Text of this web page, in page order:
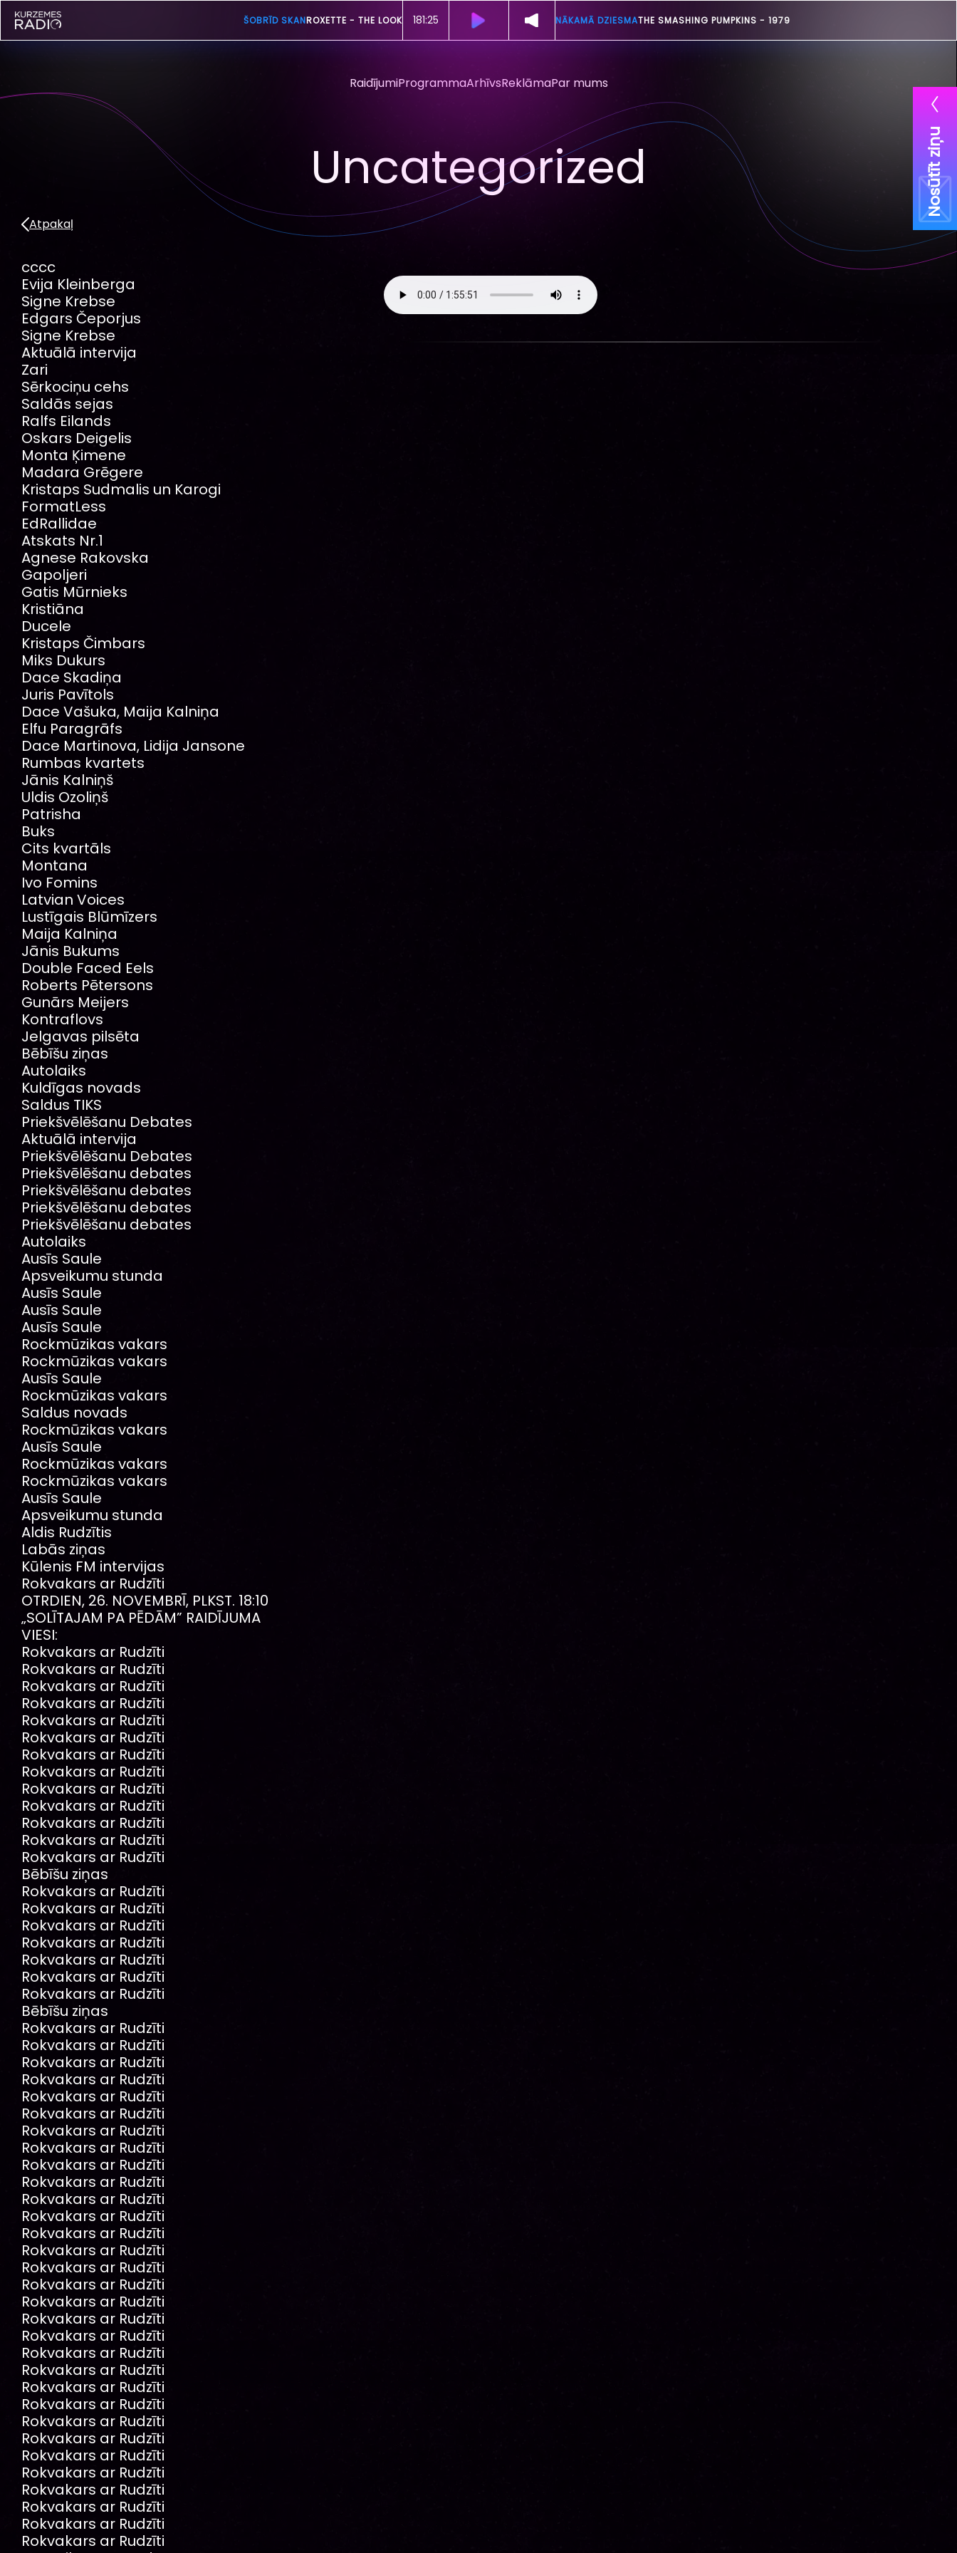
ŠOBRĪD SKANROXETTE - THE LOOK 181:19 NĀKAMĀ DZIESMATHE SMASHING PUMPKINS - 1979
RaidījumiProgrammaArhīvsReklāmaPar mums
Nosūtīt ziņu
Uncategorized
Atpakaļ
cccc
Evija Kleinberga
Signe Krebse
Edgars Čeporjus
Signe Krebse
Aktuālā intervija
Zari
Sērkociņu cehs
Saldās sejas
Ralfs Eilands
Oskars Deigelis
Monta Ķimene
Madara Grēgere
Kristaps Sudmalis un Karogi
FormatLess
EdRallidae
Atskats Nr.1
Agnese Rakovska
Gapoljeri
Gatis Mūrnieks
Kristiāna
Ducele
Kristaps Čimbars
Miks Dukurs
Dace Skadiņa
Juris Pavītols
Dace Vašuka, Maija Kalniņa
Elfu Paragrāfs
Dace Martinova, Lidija Jansone
Rumbas kvartets
Jānis Kalniņš
Uldis Ozoliņš
Patrisha
Buks
Cits kvartāls
Montana
Ivo Fomins
Latvian Voices
Lustīgais Blūmīzers
Maija Kalniņa
Jānis Bukums
Double Faced Eels
Roberts Pētersons
Gunārs Meijers
Kontraflovs
Jelgavas pilsēta
Bēbīšu ziņas
Autolaiks
Kuldīgas novads
Saldus TIKS
Priekšvēlēšanu Debates
Aktuālā intervija
Priekšvēlēšanu Debates
Priekšvēlēšanu debates
Priekšvēlēšanu debates
Priekšvēlēšanu debates
Priekšvēlēšanu debates
Autolaiks
Ausīs Saule
Apsveikumu stunda
Ausīs Saule
Ausīs Saule
Ausīs Saule
Rockmūzikas vakars
Rockmūzikas vakars
Ausīs Saule
Rockmūzikas vakars
Saldus novads
Rockmūzikas vakars
Ausīs Saule
Rockmūzikas vakars
Rockmūzikas vakars
Ausīs Saule
Apsveikumu stunda
Aldis Rudzītis
Labās ziņas
Kūlenis FM intervijas
Rokvakars ar Rudzīti
OTRDIEN, 26. NOVEMBRĪ, PLKST. 18:10
„SOLĪTAJAM PA PĒDĀM” RAIDĪJUMA
VIESI:
Rokvakars ar Rudzīti
Rokvakars ar Rudzīti
Rokvakars ar Rudzīti
Rokvakars ar Rudzīti
Rokvakars ar Rudzīti
Rokvakars ar Rudzīti
Rokvakars ar Rudzīti
Rokvakars ar Rudzīti
Rokvakars ar Rudzīti
Rokvakars ar Rudzīti
Rokvakars ar Rudzīti
Rokvakars ar Rudzīti
Rokvakars ar Rudzīti
Bēbīšu ziņas
Rokvakars ar Rudzīti
Rokvakars ar Rudzīti
Rokvakars ar Rudzīti
Rokvakars ar Rudzīti
Rokvakars ar Rudzīti
Rokvakars ar Rudzīti
Rokvakars ar Rudzīti
Bēbīšu ziņas
Rokvakars ar Rudzīti
Rokvakars ar Rudzīti
Rokvakars ar Rudzīti
Rokvakars ar Rudzīti
Rokvakars ar Rudzīti
Rokvakars ar Rudzīti
Rokvakars ar Rudzīti
Rokvakars ar Rudzīti
Rokvakars ar Rudzīti
Rokvakars ar Rudzīti
Rokvakars ar Rudzīti
Rokvakars ar Rudzīti
Rokvakars ar Rudzīti
Rokvakars ar Rudzīti
Rokvakars ar Rudzīti
Rokvakars ar Rudzīti
Rokvakars ar Rudzīti
Rokvakars ar Rudzīti
Rokvakars ar Rudzīti
Rokvakars ar Rudzīti
Rokvakars ar Rudzīti
Rokvakars ar Rudzīti
Rokvakars ar Rudzīti
Rokvakars ar Rudzīti
Rokvakars ar Rudzīti
Rokvakars ar Rudzīti
Rokvakars ar Rudzīti
Rokvakars ar Rudzīti
Rokvakars ar Rudzīti
Rokvakars ar Rudzīti
Rokvakars ar Rudzīti